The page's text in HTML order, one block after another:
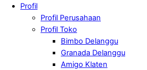
Profil
Profil Perusahaan
Profil Toko
Bimbo Delanggu
Granada Delanggu
Amigo Klaten